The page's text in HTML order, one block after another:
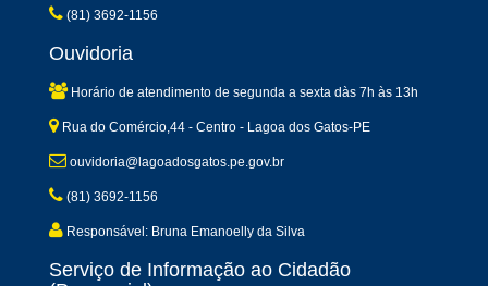
(81) 3692-1156
Ouvidoria
Horário de atendimento de segunda a sexta dàs 7h às 13h
Rua do Comércio,44 - Centro - Lagoa dos Gatos-PE
ouvidoria@lagoadosgatos.pe.gov.br
(81) 3692-1156
Responsável: Bruna Emanoelly da Silva
Serviço de Informação ao Cidadão